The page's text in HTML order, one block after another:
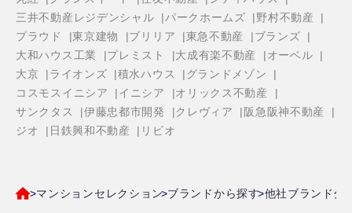
三井不動産レジデンシャル
パークホームズ
野村不動産
プラウド
東京建物 ブリリア 東急不動産
ブランズ
大和ハウス工業
プレミスト 大成有楽不動産
オーベル
大京
ライオンズ 積水ハウス
グランドメゾン
コスモスイニシア
イニシア
オリックス不動産
サンクタス
伊藤忠都市開発 クレヴィア
阪急阪神不動産
ジオ
日鉄興和不動産 リビオ
マンションセレクション ブランドから探す 他社ブランド分